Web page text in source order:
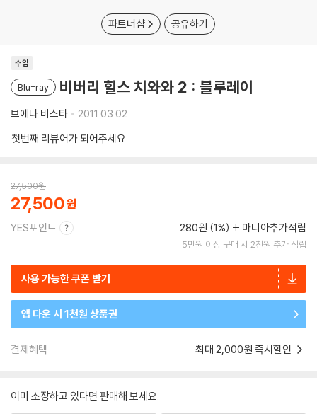
파트너샵 공유하기
수입
Blu-ray 비버리 힐스 치와와 2 : 블루레이
브에나 비스타
2011.03.02.
첫번째 리뷰어가 되어주세요
27,500원
27,500
YES포인트 280원 (1%) 마니아추가적립
5만원 이상 구매 시 2천원 추가 적립
사용 가능한 쿠폰 받기
앱 다운 시 1천원 상품권
결제혜택 최대 2,000원 즉시할인
이미 소장하고 있다면 판매해 보세요.